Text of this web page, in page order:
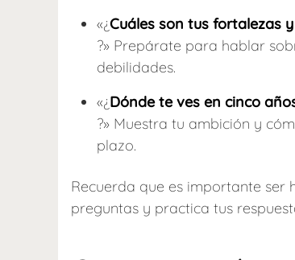
«¿Cuáles son tus fortalezas
?» Prepárate para hablar
debilidades.
«¿Dónde te ves en cinco
?» Muestra tu ambición y
plazo.
Recuerda que es importante ser
preguntas y practica tus